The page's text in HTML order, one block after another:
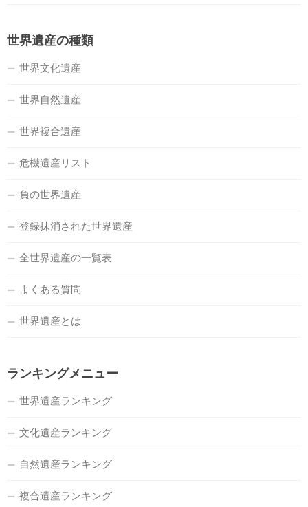
世界遺産の種類
世界文化遺産
世界自然遺産
世界複合遺産
危機遺産リスト
負の世界遺産
登録抹消された世界遺産
全世界遺産の一覧表
よくある質問
世界遺産とは
ランキングメニュー
世界遺産ランキング
文化遺産ランキング
自然遺産ランキング
複合遺産ランキング